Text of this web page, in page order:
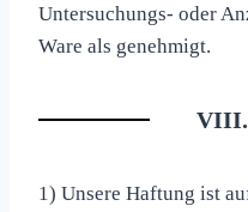
Untersuchungs- oder
Ware als genehmigt.
VIII.
1) Unsere Haftung ist